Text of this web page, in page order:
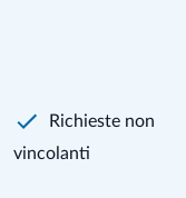
Richieste non
vincolanti